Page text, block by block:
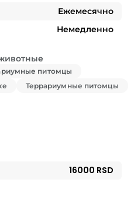
Ежемесячно
Немедленно
питомцы
Террариумные питомцы
16000 RSD